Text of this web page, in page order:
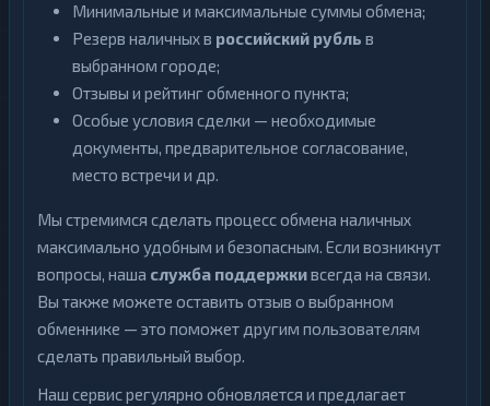
Минимальные и максимальные суммы обмена;
Резерв наличных в российский рубль в
выбранном городе;
Отзывы и рейтинг обменного пункта;
Особые условия сделки — необходимые
документы, предварительное согласование,
место встречи и др.
Мы стремимся сделать процесс обмена наличных
максимально удобным и безопасным. Если возникнут
вопросы, наша служба поддержкивсегда на связи.
Вы также можете оставить отзыв о выбранном
обменнике — это поможет другим пользователям
сделать правильный выбор.
Наш сервис регулярно обновляется и предлагает